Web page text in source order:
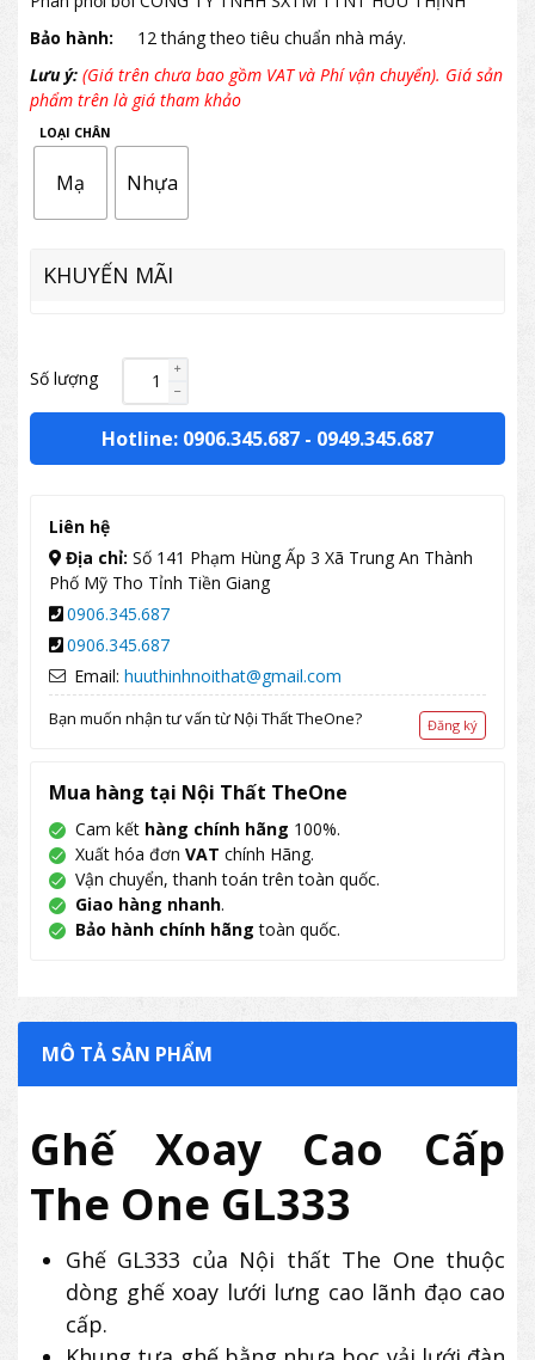
Bảo hành:
12 tháng theo tiêu chuẩn nhà máy.
Lưu ý: (Giá trên chưa bao gồm VAT và Phí vận chuyển). Giá sản
phẩm trên là giá tham khảo
LOẠI CHÂN
Mạ Nhựa
KHUYẾN MÃI
Số lượng
Hotline: 0906.345.687 - 0949.345.687
Liên hệ
Địa chỉ: Số 141 Phạm Hùng Ấp 3 Xã Trung An Thành
Phố Mỹ Tho Tỉnh Tiền Giang
0906.345.687
0906.345.687
Email: huuthinhnoithat@gmail.com
Bạn muốn nhận tư vấn từ Nội Thất TheOne? Đăng ký
Mua hàng tại Nội Thất TheOne
Cam kết hàng chính hãng 100%.
Xuất hóa đơn VAT chính Hãng.
Vận chuyển, thanh toán trên toàn quốc.
Giao hàng nhanh.
Bảo hành chính hãng toàn quốc.
MÔ TẢ SẢN PHẨM
Ghế Xoay Cao Cấp
The One GL333
Ghế GL333 của Nội thất The One thuộc
dòng ghế xoay lưới lưng cao lãnh đạo cao
cấp.